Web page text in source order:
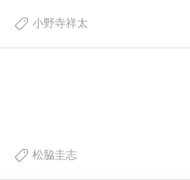
小野寺祥太
松脇圭志